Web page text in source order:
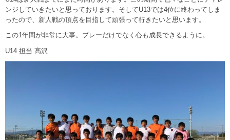
ンジしていきたいと思っております。そしてU13では4位に終わってしま
ったので、新人戦の頂点を目指して頑張って行きたいと思います。
この1年間が非常に大事。プレーだけでなく心も成長できるように。
U14 担当 髙沢